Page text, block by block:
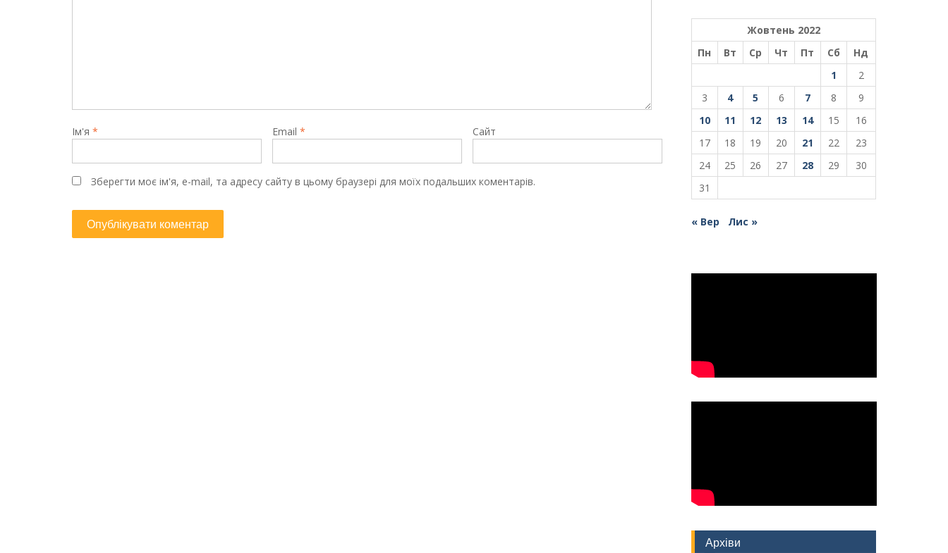
Ім'я * Email * Сайт
Зберегти моє ім'я, e-mail, та адресу сайту в цьому браузері для моїх подальших коментарів.
Жовтень 2022
Пн
Вт Ср Чт Пт Сб
Нд
1
2
3
4 5 6 7 8
9
10
11 12 13 14 15
16
17
18 19 20 21 22
23
24
25 26 27 28 29
30
31
« Вер Лис »
Архіви